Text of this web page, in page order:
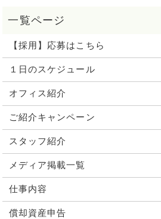
【採用】応募はこちら
１日のスケジュール
オフィス紹介
ご紹介キャンペーン
スタッフ紹介
メディア掲載一覧
仕事内容
償却資産申告